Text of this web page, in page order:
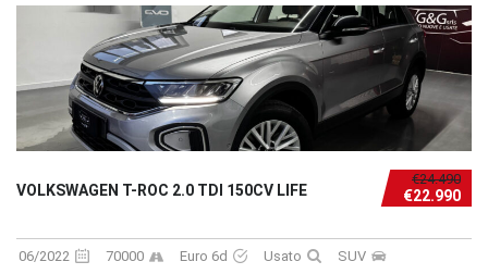
€24.490
€22.990
VOLKSWAGEN T-ROC 2.0 TDI 150CV LIFE
06/2022 70000 Euro 6d Usato
SUV